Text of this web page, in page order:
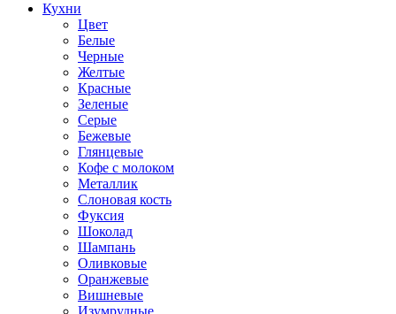
Кухни
Цвет
Белые
Черные
Желтые
Красные
Зеленые
Серые
Бежевые
Глянцевые
Кофе с молоком
Металлик
Слоновая кость
Фуксия
Шоколад
Шампань
Оливковые
Оранжевые
Вишневые
Изумрудные